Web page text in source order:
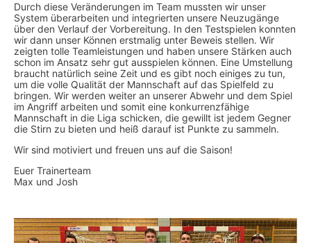
Durch diese Veränderungen im Team mussten wir unser
System überarbeiten und integrierten unsere Neuzugänge
über den Verlauf der Vorbereitung. In den Testspielen konnten
wir dann unser Können erstmalig unter Beweis stellen. Wir
zeigten tolle Teamleistungen und haben unsere Stärken auch
schon im Ansatz sehr gut ausspielen können. Eine Umstellung
braucht natürlich seine Zeit und es gibt noch einiges zu tun,
um die volle Qualität der Mannschaft auf das Spielfeld zu
bringen. Wir werden weiter an unserer Abwehr und dem Spiel
im Angriff arbeiten und somit eine konkurrenzfähige
Mannschaft in die Liga schicken, die gewillt ist jedem Gegner
die Stirn zu bieten und heiß darauf ist Punkte zu sammeln.
Wir sind motiviert und freuen uns auf die Saison!
Euer Trainerteam
Max und Josh